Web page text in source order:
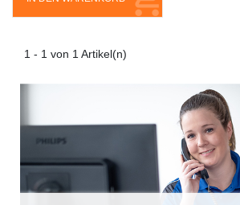
1 - 1 von 1 Artikel(n)